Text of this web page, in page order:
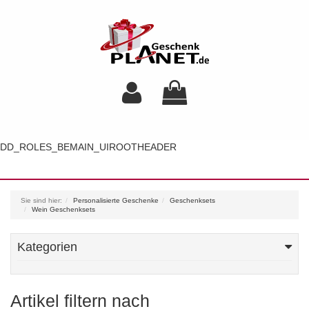
DD_ROLES_BEMAIN_UIROOTHEADER
Sie sind hier: Personalisierte Geschenke
Geschenksets
Wein Geschenksets
Kategorien
Artikel filtern nach